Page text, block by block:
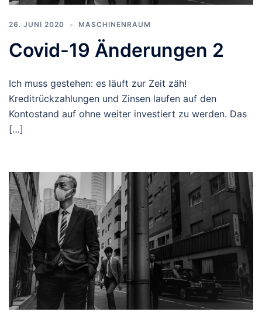
26. JUNI 2020 MASCHINENRAUM
Covid-19 Änderungen 2
Ich muss gestehen: es läuft zur Zeit zäh!
Kreditrückzahlungen und Zinsen laufen auf den
Kontostand auf ohne weiter investiert zu werden. Das
[…]